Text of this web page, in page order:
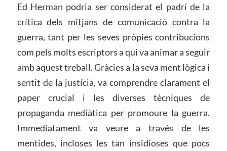
Ed Herman podria ser considerat el padrí de la
crítica dels mitjans de comunicació contra la
guerra, tant per les seves pròpies contribucions
com pels molts escriptors a qui va animar a seguir
amb aquest treball. Gràcies a la seva ment lògica i
sentit de la justícia, va comprendre clarament el
paper crucial i les diverses tècniques de
propaganda mediàtica per promoure la guerra.
Immediatament va veure a través de les
mentides, incloses les tan insidioses que pocs